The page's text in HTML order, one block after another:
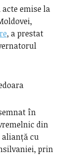
acte emise la
, a prestat
în
din
alianță cu
prin